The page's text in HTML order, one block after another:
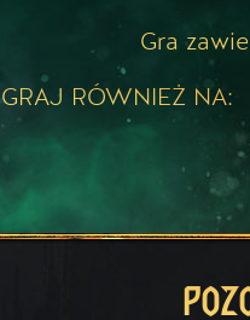
Gra
GRAJ RÓWNIEŻ NA: